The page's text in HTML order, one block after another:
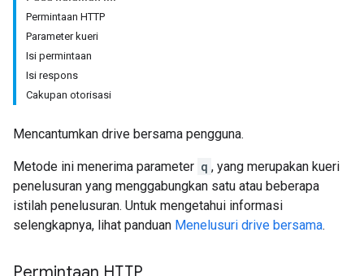
Permintaan HTTP
Parameter kueri
Isi permintaan
Isi respons
Cakupan otorisasi
Mencantumkan drive bersama pengguna.
Metode ini menerima parameter q , yang merupakan kueri
penelusuran yang menggabungkan satu atau beberapa
istilah penelusuran. Untuk mengetahui informasi
selengkapnya, lihat panduan Menelusuri drive bersama.